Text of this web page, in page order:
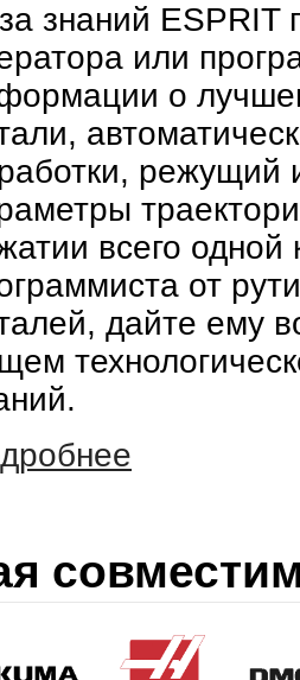
знаний ESPRIT
или
о
режущий
всего
от
дайте ему